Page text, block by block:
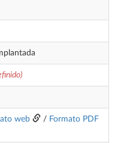
web / Formato PDF